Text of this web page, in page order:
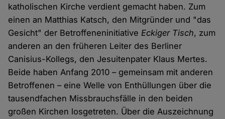
katholischen Kirche verdient gemacht haben. Zum
einen an Matthias Katsch, den Mitgründer und "das
Gesicht" der BetroffeneninitiativeEckiger Tisch, zum
anderen an den früheren Leiter des Berliner
Canisius-Kollegs, den Jesuitenpater Klaus Mertes.
Beide haben Anfang 2010 – gemeinsam mit anderen
Betroffenen – eine Welle von Enthüllungen über die
tausendfachen Missbrauchsfälle in den beiden
großen Kirchen losgetreten. Über die Auszeichnung